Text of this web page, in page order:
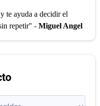
te ayuda a decidir el
repetir" - Miguel Angel